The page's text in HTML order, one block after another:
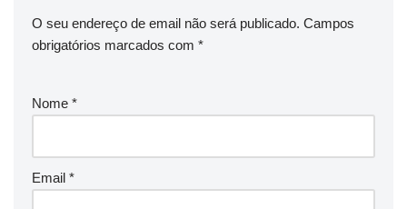
O seu endereço de email não será publicado. Campos
obrigatórios marcados com *
Nome *
Email *